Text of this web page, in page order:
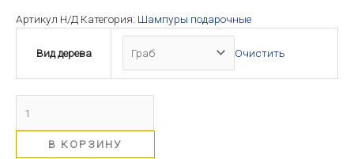
Артикул Н/Д Категория: Шампуры подарочные
Вид дерева Очистить
В КОРЗИНУ